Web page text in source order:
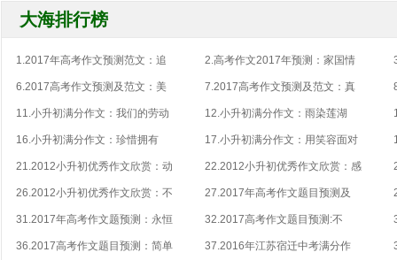
大海排行榜
1.2017年高考作文预测范文：追 2.高考作文2017年预测：家国情
6.2017高考作文预测及范文：美 7.2017高考作文预测及范文：真
11.小升初满分作文：我们的劳动 12.小升初满分作文：雨染莲湖
16.小升初满分作文：珍惜拥有 17.小升初满分作文：用笑容面对
21.2012小升初优秀作文欣赏：动 22.2012小升初优秀作文欣赏：感
26.2012小升初优秀作文欣赏：不 27.2017年高考作文题目预测及
31.2017年高考作文题预测：永恒 32.2017高考作文题目预测:不
36.2017高考作文题目预测：简单 37.2016年江苏宿迁中考满分作